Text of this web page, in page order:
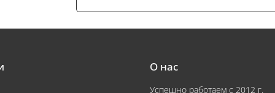
О нас
Успешно работаем с 2012 г.